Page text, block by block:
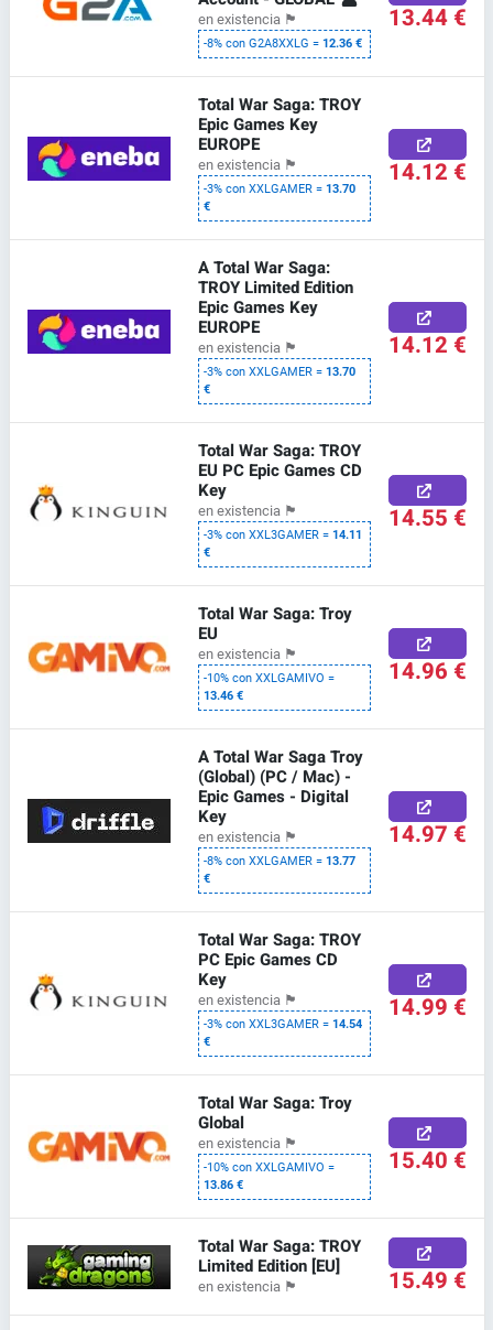
en existencia 🏴
-8% con G2A8XXLG =12.36 €
13.44 €
Total War Saga: TROY
Epic Games Key
EUROPE
en existencia 🏴
-3% con XXLGAMER =13.70
€
14.12 €
A Total War Saga:
TROY Limited Edition
Epic Games Key
EUROPE
en existencia 🏴
-3% con XXLGAMER =13.70
€
14.12 €
Total War Saga: TROY
EU PC Epic Games CD
Key
en existencia 🏴
-3% con XXL3GAMER =14.11
€
14.55 €
Total War Saga: Troy
EU
en existencia 🏴
-10% con XXLGAMIVO =
13.46 €
14.96 €
A Total War Saga Troy
(Global) (PC / Mac) -
Epic Games - Digital
Key
en existencia 🏴
-8% con XXLGAMER =13.77
€
14.97 €
Total War Saga: TROY
PC Epic Games CD
Key
en existencia 🏴
-3% con XXL3GAMER =14.54
€
14.99 €
Total War Saga: Troy
Global
en existencia 🏴
-10% con XXLGAMIVO =
13.86 €
15.40 €
Total War Saga: TROY
Limited Edition [EU]
en existencia 🏴 15.49 €